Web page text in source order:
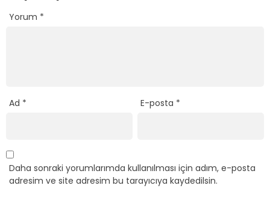
Yorum *
Ad * E-posta *
Daha sonraki yorumlarımda kullanılması için adım, e-posta
adresim ve site adresim bu tarayıcıya kaydedilsin.